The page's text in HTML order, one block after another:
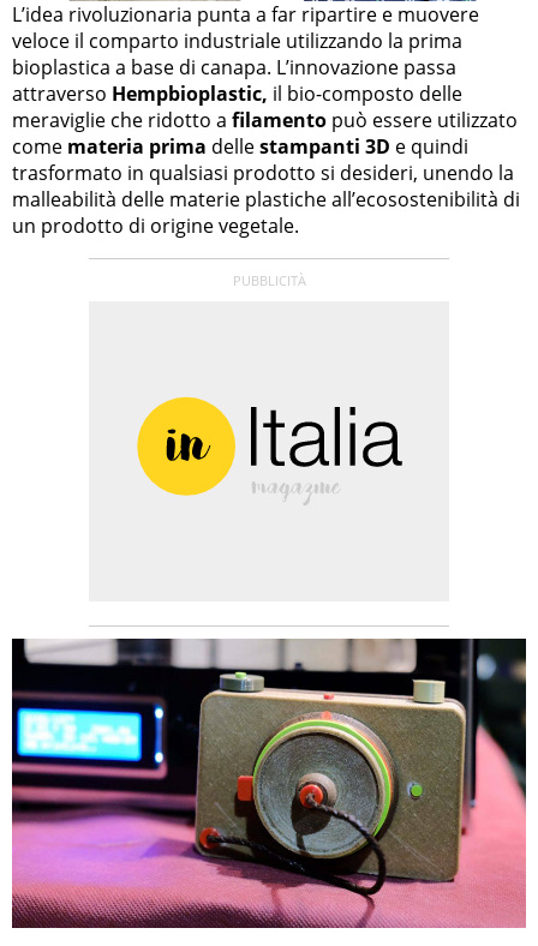
L’idea rivoluzionaria punta a far ripartire e muovere
veloce il comparto industriale utilizzando la prima
bioplastica a base di canapa. L’innovazione passa
attraverso Hempbioplastic, il bio-composto delle
meraviglie che ridotto a filamento può essere utilizzato
come materia prima dellestampanti 3D e quindi
trasformato in qualsiasi prodotto si desideri, unendo la
malleabilità delle materie plastiche all’ecosostenibilità di
un prodotto di origine vegetale.